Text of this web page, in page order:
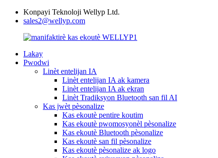
Konpayi Teknoloji Wellyp Ltd.
sales2@wellyp.com
Lakay
Pwodwi
Linèt entelijan IA
Linèt entelijan IA ak kamera
Linèt entelijan IA ak ekran
Linèt Tradiksyon Bluetooth san fil AI
Kas jwèt pèsonalize
Kas ekoutè pentire koutim
Kas ekoutè pwomosyonèl pèsonalize
Kas ekoutè Bluetooth pèsonalize
Kas ekoutè san fil pèsonalize
Kas ekoutè pèsonalize ak logo